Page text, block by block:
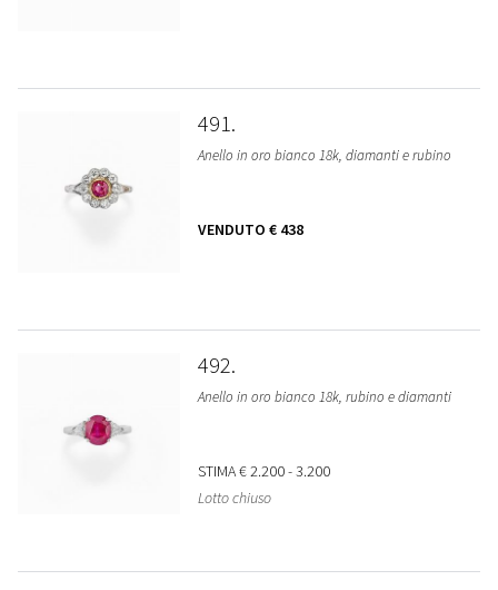
491
Anello in oro bianco 18k, diamanti e rubino
VENDUTO € 438
492
Anello in oro bianco 18k, rubino e diamanti
STIMA€ 2.200 - 3.200
Lotto chiuso